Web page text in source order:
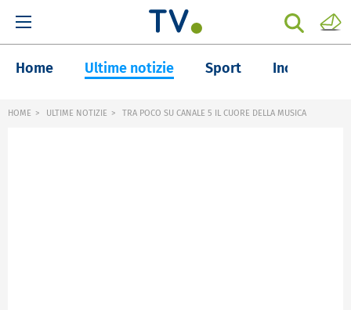
Home Ultime notizie Sport Inchieste
HOME ULTIME NOTIZIE TRA POCO SU CANALE 5 IL CUORE DELLA MUSICA